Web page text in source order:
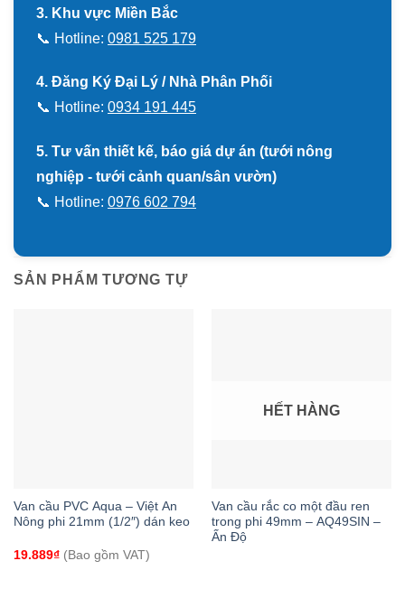
3. Khu vực Miền Bắc
📞 Hotline: 0981 525 179
4. Đăng Ký Đại Lý / Nhà Phân Phối
📞 Hotline: 0934 191 445
5. Tư vấn thiết kế, báo giá dự án (tưới nông
nghiệp - tưới cảnh quan/sân vườn)
📞 Hotline: 0976 602 794
SẢN PHẨM TƯƠNG TỰ
Van cầu PVC Aqua – Việt An
Nông phi 21mm (1/2″) dán keo
19.889₫(Bao gồm VAT)
HẾT HÀNG
Van cầu rắc co một đầu ren
trong phi 49mm – AQ49SIN –
Ấn Độ